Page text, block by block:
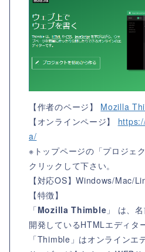
【作者のページ】
Mozilla
【オンラインページ】
a/
※トップページの「プロジェ
クリックして下さい。
【対応OS】Windows/Mac/
【特徴】
「Mozilla Thimble 」 は、
開発しているHTMLエディタ
「Thimble」はオンラインエ